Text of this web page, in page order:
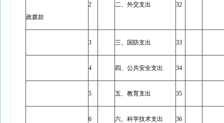
政拨款
2 二、外交支出 32
3 三、国防支出 33
4 四、公共安全支出 34
5 五、教育支出 35
6 六、科学技术支出 36